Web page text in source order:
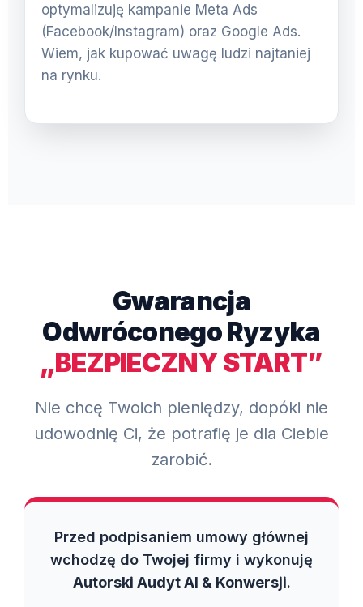
optymalizuję kampanie Meta Ads
(Facebook/Instagram) oraz Google Ads.
Wiem, jak kupować uwagę ludzi najtaniej
na rynku.
Gwarancja
Odwróconego Ryzyka
„BEZPIECZNY START”
Nie chcę Twoich pieniędzy, dopóki nie
udowodnię Ci, że potrafię je dla Ciebie
zarobić.
Przed podpisaniem umowy głównej
wchodzę do Twojej firmy i wykonuję
Autorski Audyt AI & Konwersji.